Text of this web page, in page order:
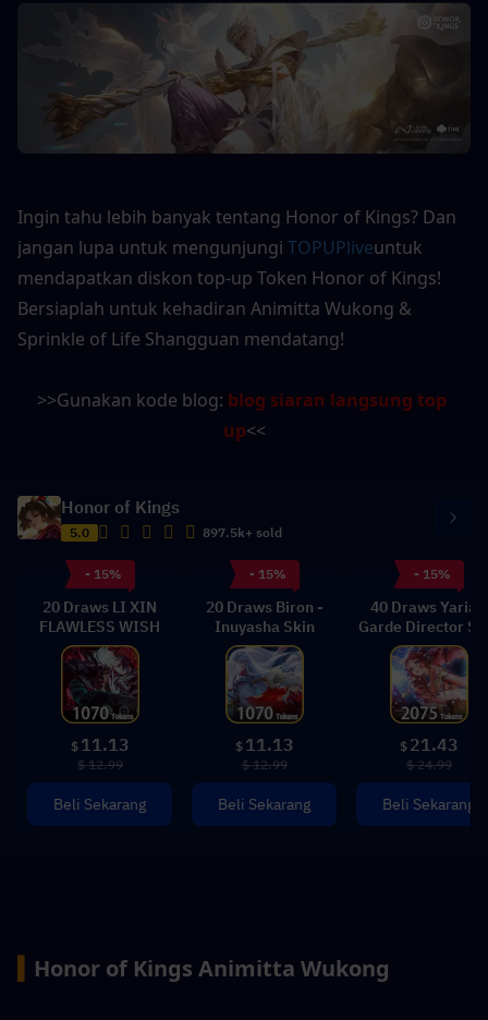
Ingin tahu lebih banyak tentang Honor of Kings? Dan
jangan lupa untuk mengunjungi TOPUPliveuntuk
mendapatkan diskon top-up Token Honor of Kings!
Bersiaplah untuk kehadiran Animitta Wukong &
Sprinkle of Life Shangguan mendatang!
>>Gunakan kode blog: blog siaran langsung top
up<<
Honor of Kings
5.0 897.5k+ sold
- 15%
20 Draws LI XIN
FLAWLESS WISH
$ 11.13
$ 12.99
Beli Sekarang
- 15%
20 Draws Biron -
Inuyasha Skin
$ 11.13
$ 12.99
Beli Sekarang
- 15%
40 Draws Yaria -
Garde Director
$ 21.43
$ 24.99
Beli Sekarang
Honor of Kings Animitta Wukong